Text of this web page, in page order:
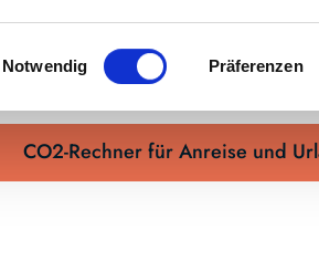
i
l
Notwendig Präferenzen
Verkehr
CO2-Rechner für Anreise und